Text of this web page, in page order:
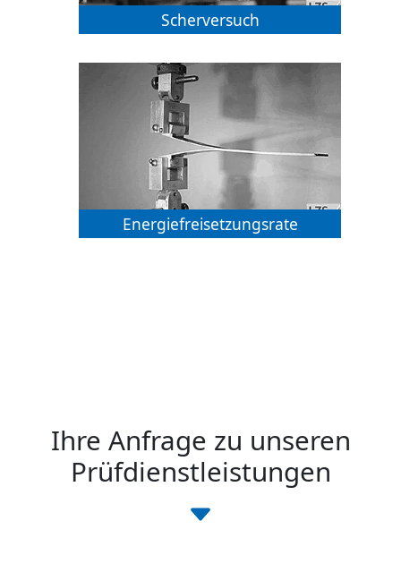
Scherversuch
Energiefreisetzungsrate
Ihre Anfrage zu unseren
Prüfdienstleistungen